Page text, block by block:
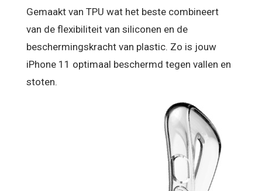
Gemaakt van TPU wat het beste combineert
van de flexibiliteit van siliconen en de
beschermingskracht van plastic. Zo is jouw
iPhone 11 optimaal beschermd tegen vallen en
stoten.